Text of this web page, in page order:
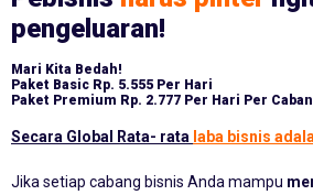
pengeluaran!
Mari Kita Bedah!
Paket Basic Rp. 5.555 Per Hari
Paket Premium Rp. 2.777 Per Hari Per
Secara Global Rata- rata laba bisnis
Jika setiap cabang bisnis Anda mampu